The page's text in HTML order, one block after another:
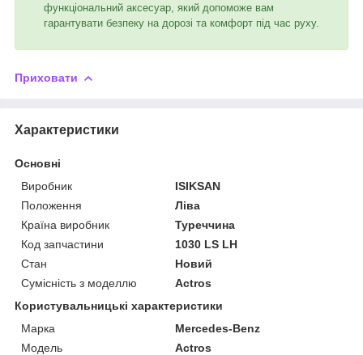
функціональний аксесуар, який допоможе вам
гарантувати безпеку на дорозі та комфорт під час руху.
Приховати
Характеристики
Основні
Виробник
ISIKSAN
Положення
Ліва
Країна виробник
Туреччина
Код запчастини
1030 LS LH
Стан
Новий
Сумісність з моделлю
Actros
Користувальницькі характеристики
Марка
Mercedes-Benz
Модель
Actros